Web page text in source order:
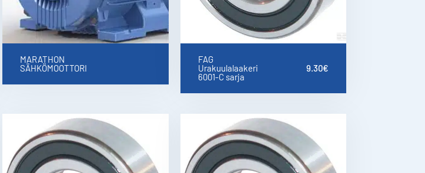
MARATHON
SÄHKÖMOOTTORI
FAG
Urakuulalaakeri
6001-C sarja
9.30€